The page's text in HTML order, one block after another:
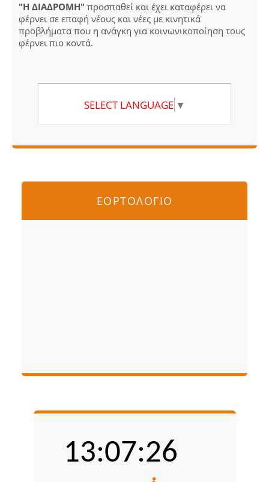
"Η ΔΙΑΔΡΟΜΗ" προσπαθεί και έχει καταφέρει να
φέρνει σε επαφή νέους και νέες με κινητικά
προβλήματα που η ανάγκη για κοινωνικοποίηση τους
φέρνει πιο κοντά.
SELECT LANGUAGE ▼
ΕΟΡΤΟΛΟΓΙΟ